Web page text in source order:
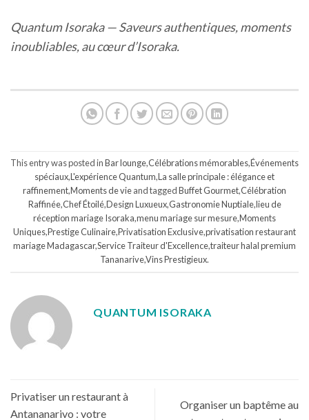
Quantum Isoraka — Saveurs authentiques, moments
inoubliables, au cœur d’Isoraka.
This entry was posted inBar lounge,Célébrations mémorables,Événements
spéciaux,L'expérience Quantum,La salle principale : élégance et
raffinement,Moments de vieand taggedBuffet Gourmet,Célébration
Raffinée,Chef Étoilé,Design Luxueux,Gastronomie Nuptiale,lieu de
réception mariage Isoraka,menu mariage sur mesure,Moments
Uniques,Prestige Culinaire,Privatisation Exclusive,privatisation restaurant
mariage Madagascar,Service Traiteur d'Excellence,traiteur halal premium
Tananarive,Vins Prestigieux.
QUANTUM ISORAKA
Privatiser un restaurant à
Antananarivo : votre
Organiser un baptême au